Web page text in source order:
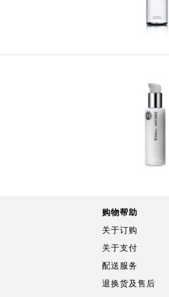
购物帮助
关于订购
关于支付
配送服务
退换货及售后